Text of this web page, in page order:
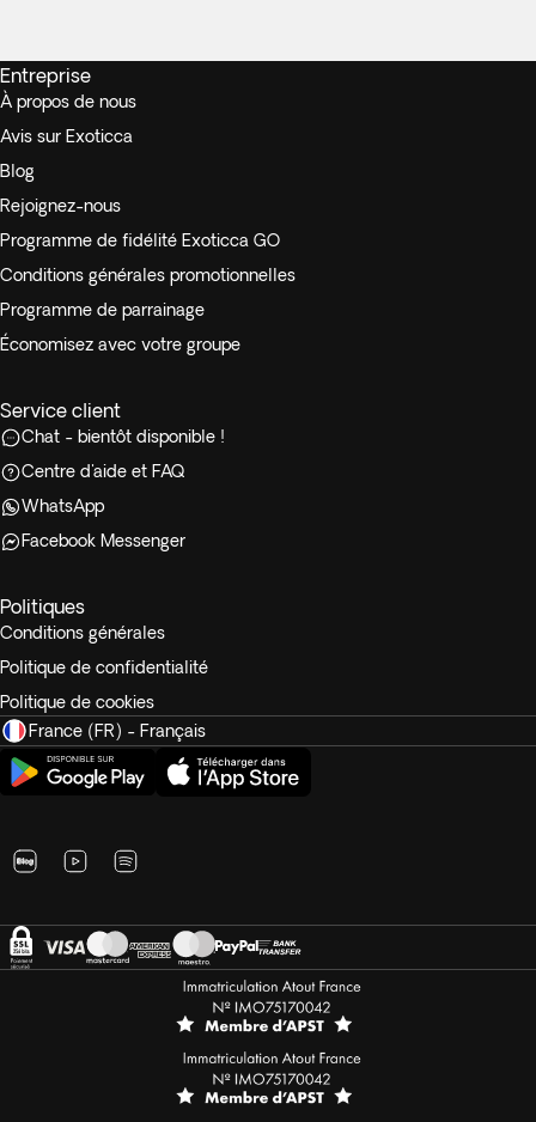
Entreprise
À propos de nous
Avis sur Exoticca
Blog
Rejoignez-nous
Programme de fidélité Exoticca GO
Conditions générales promotionnelles
Programme de parrainage
Économisez avec votre groupe
Service client
Chat - bientôt disponible !
Centre d'aide et FAQ
WhatsApp
Facebook Messenger
Politiques
Conditions générales
Politique de confidentialité
Politique de cookies
France (FR) - Français